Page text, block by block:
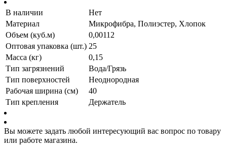
В наличии
Нет
Материал
Микрофибра, Полиэстер, Хлопок
Объем (куб.м)
0,00112
Оптовая упаковка (шт.) 25
Масса (кг)
0,15
Тип загрязнений
Вода/Грязь
Тип поверхностей
Неоднородная
Рабочая ширина (см)
40
Тип крепления
Держатель
Вы можете задать любой интересующий вас вопрос по товару
или работе магазина.